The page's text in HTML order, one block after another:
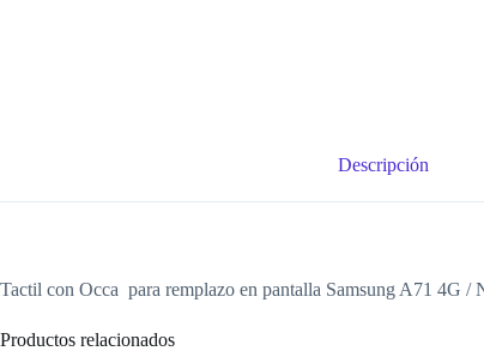
Descripción
Tactil con Occa para remplazo en pantalla Samsung A71 4G
Productos relacionados